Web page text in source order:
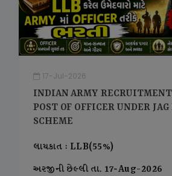
17-Jul-2026
INDIAN ARMY
POST OF OFFICER UNDER
SCHEME
લાયકાત : LLB(55%)
અરજીની છેલ્લી તા. 17-Aug-2026